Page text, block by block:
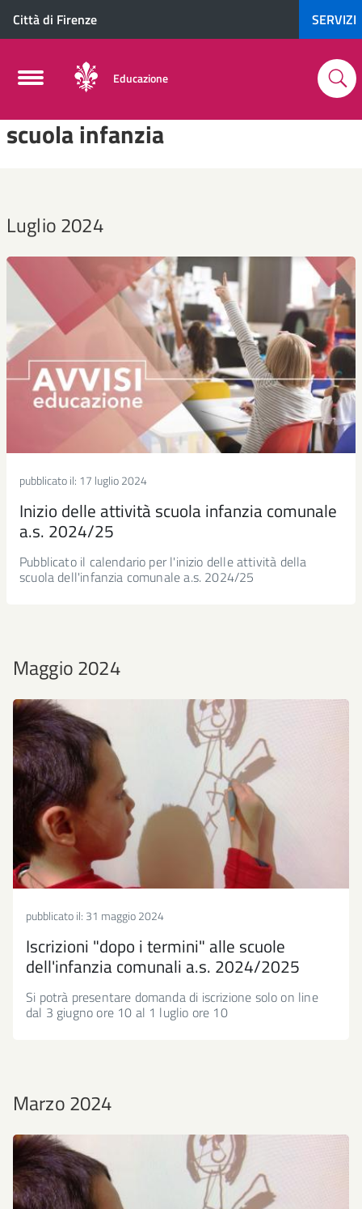
Città di Firenze SERVIZI
Educazione
scuola infanzia
Luglio 2024
pubblicato il: 17 luglio 2024
Inizio delle attività scuola infanzia comunale
a.s. 2024/25
Pubblicato il calendario per l'inizio delle attività della
scuola dell'infanzia comunale a.s. 2024/25
Maggio 2024
pubblicato il: 31 maggio 2024
Iscrizioni "dopo i termini" alle scuole
dell'infanzia comunali a.s. 2024/2025
Si potrà presentare domanda di iscrizione solo on line
dal 3 giugno ore 10 al 1 luglio ore 10
Marzo 2024